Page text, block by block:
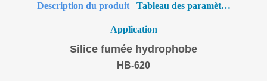
Description du produit Tableau des paramètres
Application
Silice fumée hydrophobe
HB-620